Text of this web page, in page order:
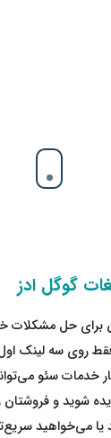
گوگل ادز
کاربران برای حل
آنها فقط روی سه
خدمات سئو
دیده شوید و
یا می‌خواهید